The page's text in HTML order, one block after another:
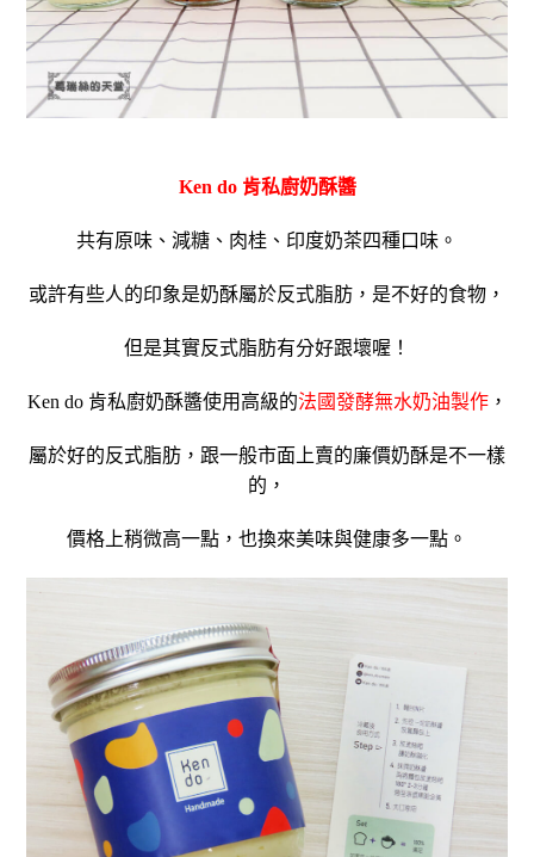
Ken do 肯私廚奶酥醬
共有原味、減糖、肉桂、印度奶茶四種口味。
或許有些人的印象是奶酥屬於反式脂肪，是不好的食物，
但是其實反式脂肪有分好跟壞喔！
Ken do 肯私廚奶酥醬使用高級的法國發酵無水奶油製作，
屬於好的反式脂肪，跟一般市面上賣的廉價奶酥是不一樣
的，
價格上稍微高一點，也換來美味與健康多一點。